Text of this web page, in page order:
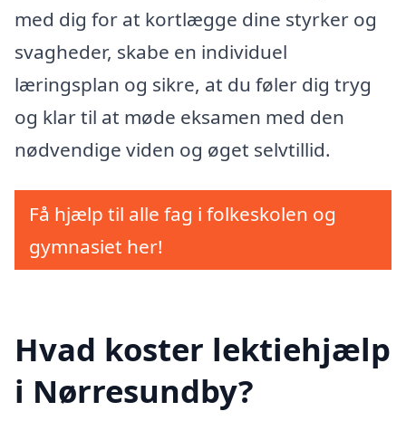
med dig for at kortlægge dine styrker og
svagheder, skabe en individuel
læringsplan og sikre, at du føler dig tryg
og klar til at møde eksamen med den
nødvendige viden og øget selvtillid.
Få hjælp til alle fag i folkeskolen og
gymnasiet her!
Hvad koster lektiehjælp
i Nørresundby?